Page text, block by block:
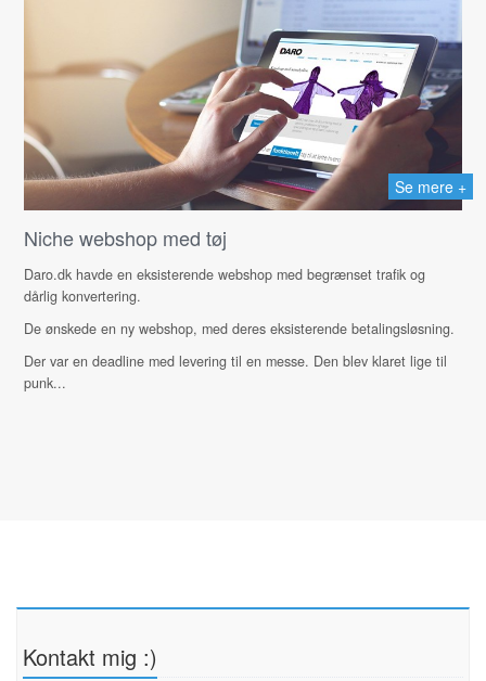
Se mere +
Niche webshop med tøj
Daro.dk havde en eksisterende webshop med begrænset trafik og
dårlig konvertering.
De ønskede en ny webshop, med deres eksisterende betalingsløsning.
Der var en deadline med levering til en messe. Den blev klaret lige til
punk...
Kontakt mig :)